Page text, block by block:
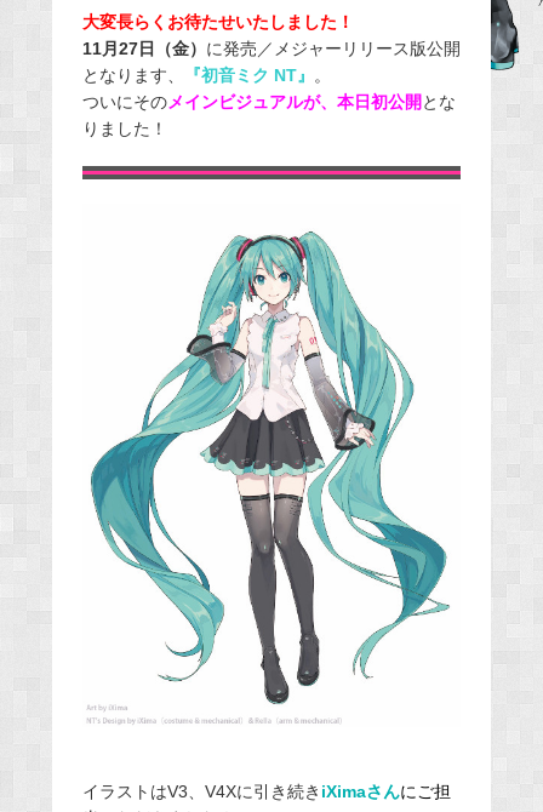
e
b
o
o
大変長らくお待たせいたしました！
11月27日（金） に発売／メジャーリリース版公開
となります、
『初音ミク NT』 。
ついにそのメインビジュアルが、本日初公開 とな
りました！
イラストはV3、V4Xに引き続き iXimaさんにご担